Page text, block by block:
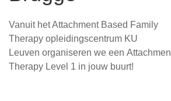
Vanuit het Attachment Based Family
Therapy opleidingscentrum KU
Leuven organiseren we een
Therapy Level 1 in jouw buurt!